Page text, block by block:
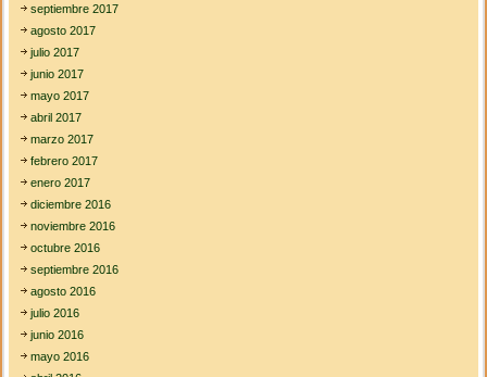
septiembre 2017
agosto 2017
julio 2017
junio 2017
mayo 2017
abril 2017
marzo 2017
febrero 2017
enero 2017
diciembre 2016
noviembre 2016
octubre 2016
septiembre 2016
agosto 2016
julio 2016
junio 2016
mayo 2016